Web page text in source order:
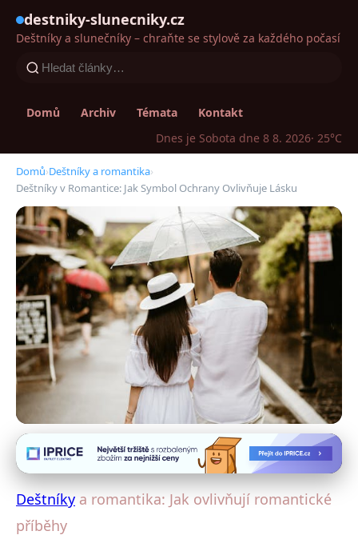
destniky-slunecniky.cz
Deštníky a slunečníky – chraňte se stylově za každého počasí
Domů Archiv Témata
Kontakt
Dnes je Sobota dne 8 8. 2026· 25°C
Domů›Deštníky a romantika›
Deštníky v Romantice: Jak Symbol Ochrany Ovlivňuje Lásku
Deštníky a romantika
Deštníky v Romantice: Jak
Symbol Ochrany Ovlivňuje Lásku
Deštníky a romantika: Jak ovlivňují romantické
příběhy